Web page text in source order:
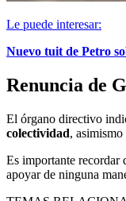
Le puede interesar:
Nuevo tuit de Petro
Renuncia de
El órgano directivo
colectividad,
Es importante recordar
apoyar de ninguna